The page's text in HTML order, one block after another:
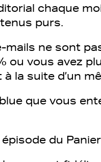
chaque
purs.
mails ne sont
ou vous avez
la suite d’un
que vous
du